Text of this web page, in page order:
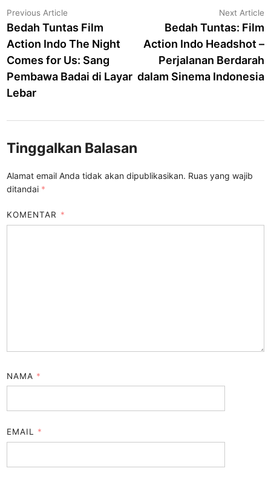
Navigasi
pos
Previous Article
article:
Bedah Tuntas Film
Action Indo The Night
Comes for Us: Sang
Pembawa Badai di Layar
Lebar
Next Article
Bedah Tuntas: Film
Action Indo Headshot –
Perjalanan Berdarah
dalam Sinema Indonesia
Tinggalkan Balasan
Alamat email Anda tidak akan dipublikasikan. Ruas yang wajib
ditandai *
KOMENTAR *
NAMA *
EMAIL *